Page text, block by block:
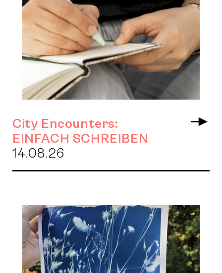
City Encounters:
EINFACH SCHREIBEN
14.08.26